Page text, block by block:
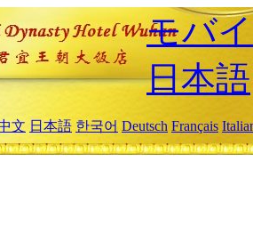
モバ
日本語
文 日本語 한국어 Deutsch Français